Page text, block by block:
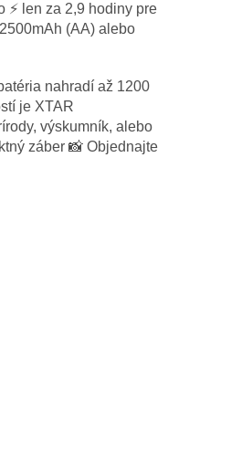
len za 2,9 hodiny pre
(AA) alebo
nahradí až 1200
je XTAR
výskumník, alebo
záber 📸 Objednajte